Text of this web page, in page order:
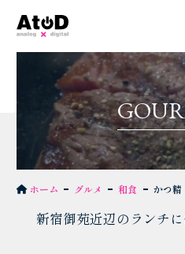
GOUR
ホーム グルメ 和食 かつ精
新宿御苑近辺のランチ